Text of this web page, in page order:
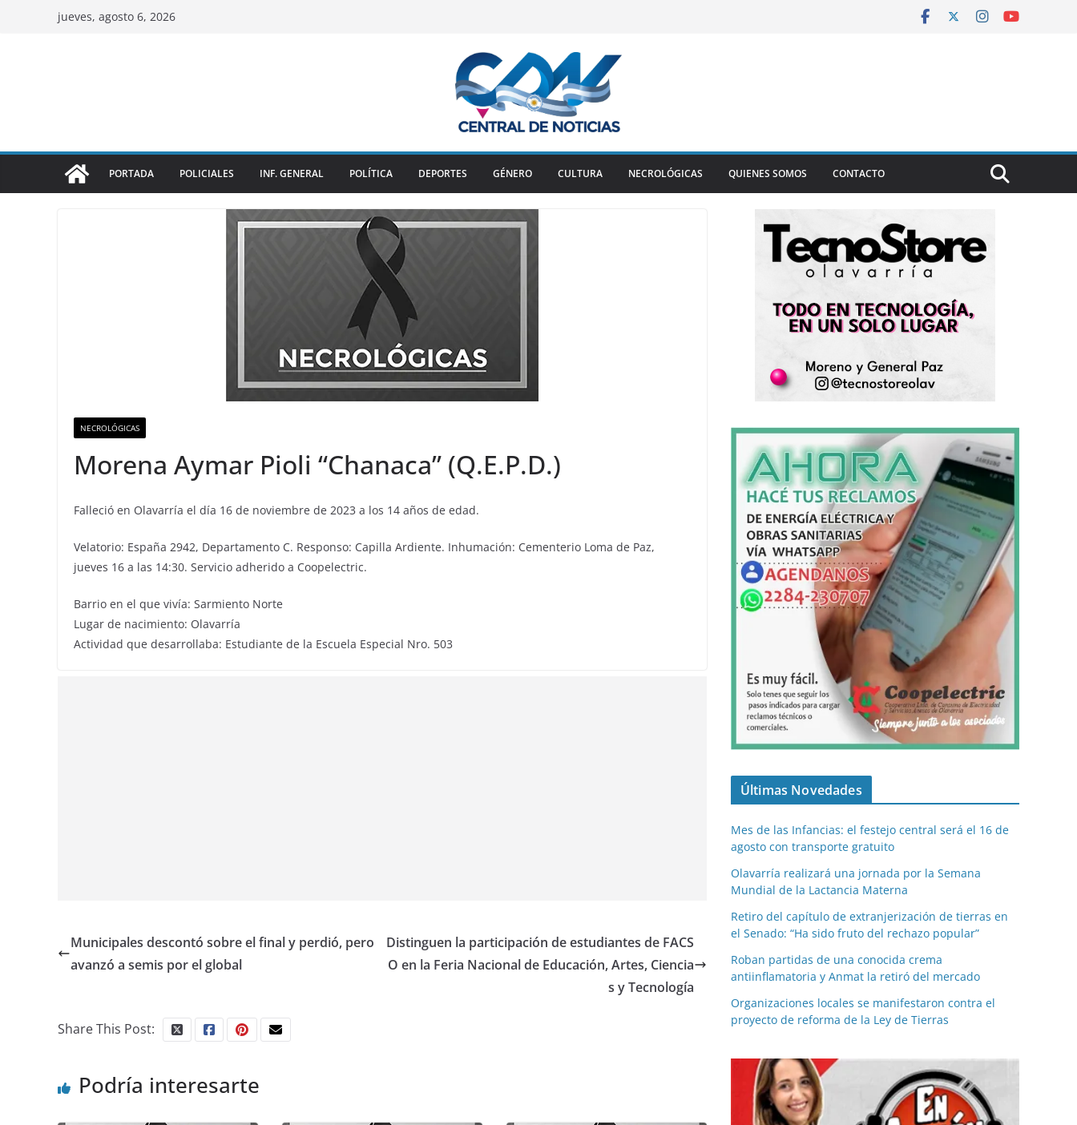
jueves, agosto 6, 2026
PORTADA POLICIALES INF. GENERAL POLÍTICA DEPORTES GÉNERO CULTURA NECROLÓGICAS QUIENES SOMOS CONTACTO
NECROLÓGICAS
Morena Aymar Pioli “Chanaca” (Q.E.P.D.)
Falleció en Olavarría el día 16 de noviembre de 2023 a los 14 años de edad.
Velatorio: España 2942, Departamento C. Responso: Capilla Ardiente. Inhumación: Cementerio Loma de Paz,
jueves 16 a las 14:30. Servicio adherido a Coopelectric.
Barrio en el que vivía: Sarmiento Norte
Lugar de nacimiento: Olavarría
Actividad que desarrollaba: Estudiante de la Escuela Especial Nro. 503
Municipales descontó sobre el final y perdió, pero
avanzó a semis por el global
Distinguen la participación de estudiantes de FACS
O en la Feria Nacional de Educación, Artes, Ciencia
s y Tecnología
Share This Post:
Podría interesarte
Últimas Novedades
Mes de las Infancias: el festejo central será el 16 de
agosto con transporte gratuito
Olavarría realizará una jornada por la Semana
Mundial de la Lactancia Materna
Retiro del capítulo de extranjerización de tierras en
el Senado: “Ha sido fruto del rechazo popular”
Roban partidas de una conocida crema
antiinflamatoria y Anmat la retiró del mercado
Organizaciones locales se manifestaron contra el
proyecto de reforma de la Ley de Tierras